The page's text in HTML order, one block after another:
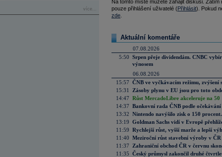
více...
Na tomto místě můžete zahájit diskusi.
pouze přihlášení uživatelé (Přihlásit). Pokud
zde
Aktuální komentáře
07.08.2026
5:50 Srpen přeje dividendám. CNBC
výnosem
06.08.2026
15:57 ČNB ve vyčkávacím režimu, zvýšení
15:31
Zásoby plynu v EU jsou pro toto
14:47 Růst MercadoLibre akceleruje na
14:37 Bankovní rada ČNB podle
13:32 Nintendo navýšilo zisk o 150
13:19 Goldman Sachs vidí v Evropě
11:59 Rychlejší růst, vyšší marže a lepší
11:40 Meziroční růst stavební výroby v
11:37
Zahraniční obchod ČR v červnu
11:35 Český průmysl zakončil druhé